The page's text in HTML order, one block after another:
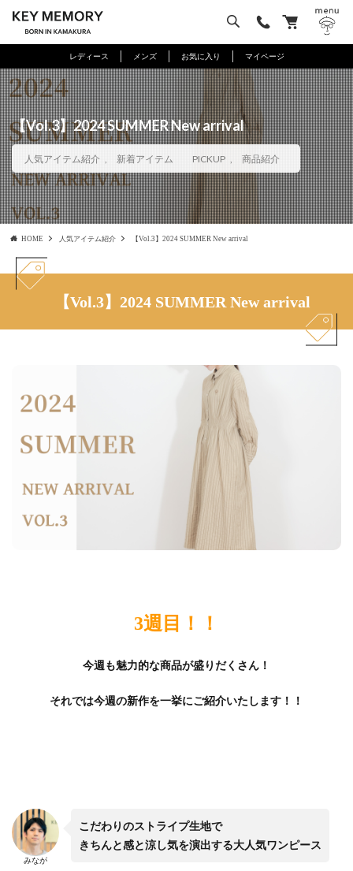
レディース メンズ お気に入り マイページ
【Vol.3】2024 SUMMER New arrival
人気アイテム紹介 新着アイテム PICKUP 商品紹介
HOME 人気アイテム紹介 【Vol.3】2024 SUMMER New arrival
【Vol.3】2024 SUMMER New arrival
3週目！！
今週も魅力的な商品が盛りだくさん！
それでは今週の新作を一挙にご紹介いたします！！
みなが
こだわりのストライプ生地で
きちんと感と涼し気を演出する大人気ワンピース